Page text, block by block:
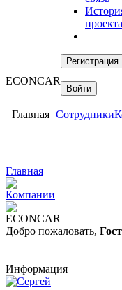
проекта
ECONCAR
Главная Сотрудники
Главная
Компании
ECONCAR
Добро пожаловать,
Информация